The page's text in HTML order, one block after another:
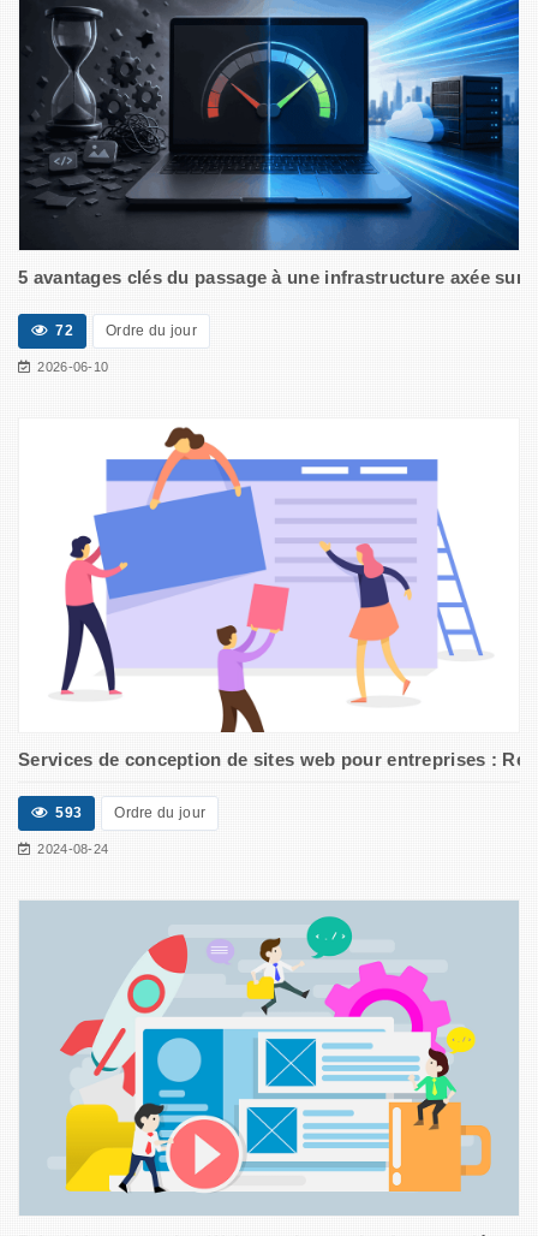
5 avantages clés du passage à une infrastructure axée sur
72 Ordre du jour
2026-06-10
Services de conception de sites web pour entreprises :
593 Ordre du jour
2024-08-24